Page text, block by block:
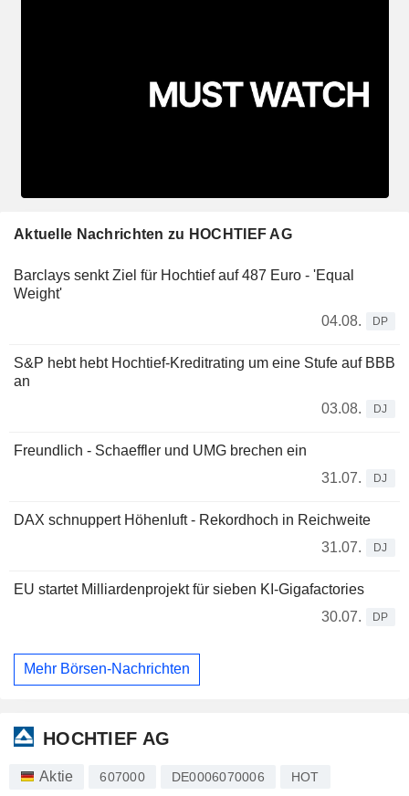
Aktuelle Nachrichten zu HOCHTIEF AG
Barclays senkt Ziel für Hochtief auf 487 Euro - 'Equal
Weight'
04.08.
DP
S&P hebt hebt Hochtief-Kreditrating um eine Stufe auf BBB
an
03.08.
DJ
Freundlich - Schaeffler und UMG brechen ein
31.07.
DJ
DAX schnuppert Höhenluft - Rekordhoch in Reichweite
31.07.
DJ
EU startet Milliardenprojekt für sieben KI-Gigafactories
30.07.
DP
Mehr Börsen-Nachrichten
HOCHTIEF AG
Aktie 607000 DE0006070006 HOT